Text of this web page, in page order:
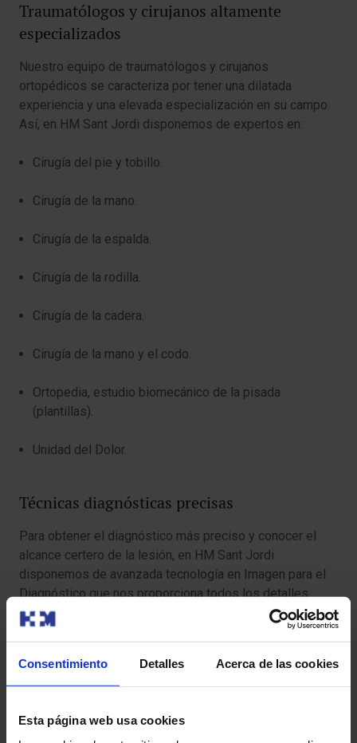
Consentimiento Detalles Acerca de las cookies
Esta página web usa cookies
Traumatólogos y cirujanos altamente
especializados
Nuestro equipo de traumatólogos y cirujanos
ortopédicos se caracteriza por tener una dilatada
experiencia y una elevada especialización en su campo.
Así, en HM Sant Jordi disponemos de expertos en:
Cirugía del pie y tobillo.
Cirugía de la mano.
Cirugía de la espalda.
Cirugía de la rodilla.
Cirugía de la cadera.
Cirugía de la mano y el codo.
Ortopedia, estudio biomecánico de la pisada
(plantillas).
Unidad del Dolor.
Técnicas diagnósticas precisas
Para obtener el diagnóstico más preciso y conocer el
alcance certero de la lesión, en HM Sant Jordi
disponemos de avanzada tecnología en Imagen para el
Diagnóstico que nos proporciona todos los detalles
como radiografías, ecografías musculoesqueléticas,
resonancia magnética, TAC, artroscopias diagnósticas y
Desde Traumatología y Cirugía Ortopédica del centro de